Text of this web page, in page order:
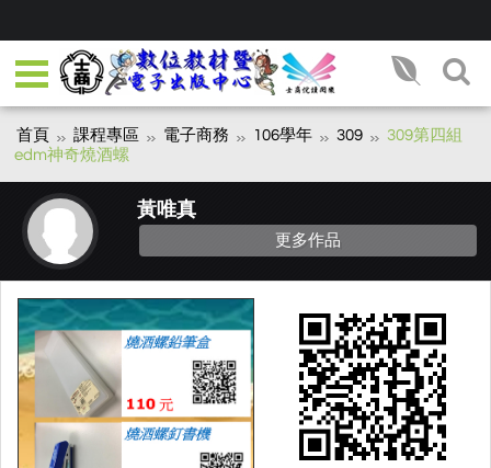
首頁 課程專區 電子商務 106學年 309
309第四組
edm神奇燒酒螺
黃唯真
更多作品